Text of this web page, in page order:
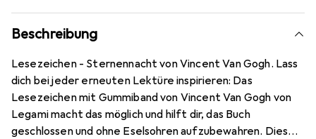
Beschreibung
Lesezeichen - Sternennacht von Vincent Van Gogh. Lass
dich bei jeder erneuten Lektüre inspirieren: Das
Lesezeichen mit Gummiband von Vincent Van Gogh von
Legami macht das möglich und hilft dir, das Buch
geschlossen und ohne Eselsohren aufzubewahren. Dieses